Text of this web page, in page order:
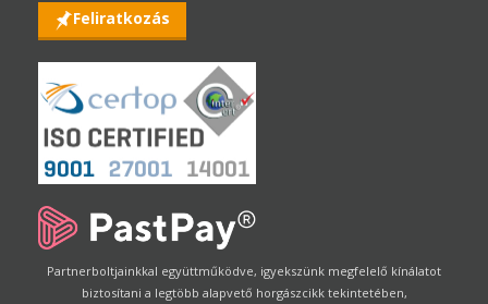
Feliratkozás
Partnerboltjainkkal együttműködve, igyekszünk megfelelő kínálatot
biztosítani a legtöbb alapvető horgászcikk tekintetében,